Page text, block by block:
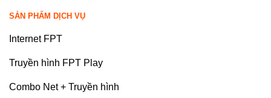
SẢN PHẨM DỊCH VỤ
Internet FPT
Truyền hình FPT Play
Combo Net + Truyền hình